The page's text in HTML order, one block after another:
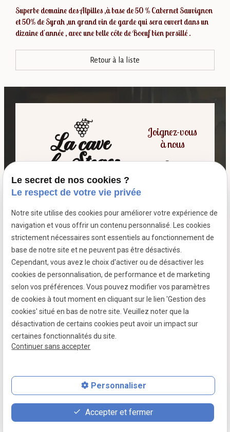
Superbe domaine des Alpilles ,à base de 50 % Cabernet Sauvignon
et 50% de Syrah ,un grand vin de garde qui sera ouvert dans un
dizaine d'année , avec une belle côte de Boeuf bien persillé .
Retour à la liste
Siret :39799787500026
Joignez-vous
à nous
7 passage fleuri
- 59380 SOCX
Mentions légales
Politique de confidentialité
Gestion des cookies
place
Plan d'accès
contact_page
Contact
phone
06 07 64 16 98
Le secret de nos cookies ?
Le respect de votre vie privée
Notre site utilise des cookies pour améliorer votre expérience de
navigation et vous offrir un contenu personnalisé. Les cookies
strictement nécessaires sont essentiels au fonctionnement de
base de notre site et ne peuvent pas être désactivés.
Cependant, vous avez le choix d'activer ou de désactiver les
cookies de personnalisation, de performance et de marketing
selon vos préférences. Vous pouvez modifier vos paramètres
de cookies à tout moment en cliquant sur le lien 'Gestion des
cookies' situé en bas de notre site. Veuillez noter que la
désactivation de certains cookies peut avoir un impact sur
certaines fonctionnalités du site.
Continuer sans accepter
Personnaliser
Accepter et fermer